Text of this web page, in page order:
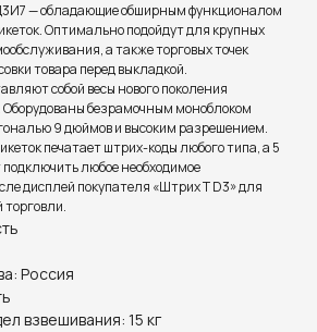
— обладающие обширным функционалом
Оптимально подойдут для крупных
а также торговых точек
товара перед выкладкой.
собой весы нового поколения
безрамочным моноблоком
9 дюймов и высоким разрешением.
печатает штрих-коды любого типа, а 5
любое необходимое
дисплей покупателя «Штрих T D3» для
Россия
взвешивания: 15 кг